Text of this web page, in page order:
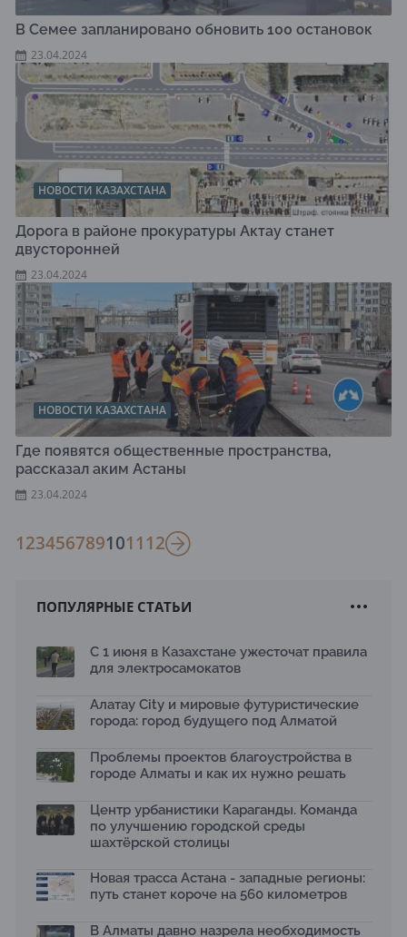
В Семее запланировано обновить 100 остановок
23.04.2024
НОВОСТИ КАЗАХСТАНА
Дорога в районе прокуратуры Актау станет
двусторонней
23.04.2024
НОВОСТИ КАЗАХСТАНА
Где появятся общественные пространства,
рассказал аким Астаны
23.04.2024
123456789101112
ПОПУЛЯРНЫЕ СТАТЬИ
С 1 июня в Казахстане ужесточат правила
для электросамокатов
Алатау City и мировые футуристические
города: город будущего под Алматой
Проблемы проектов благоустройства в
городе Алматы и как их нужно решать
Центр урбанистики Караганды. Команда
по улучшению городской среды
шахтёрской столицы
Новая трасса Астана - западные регионы:
путь станет короче на 560 километров
В Алматы давно назрела необходимость